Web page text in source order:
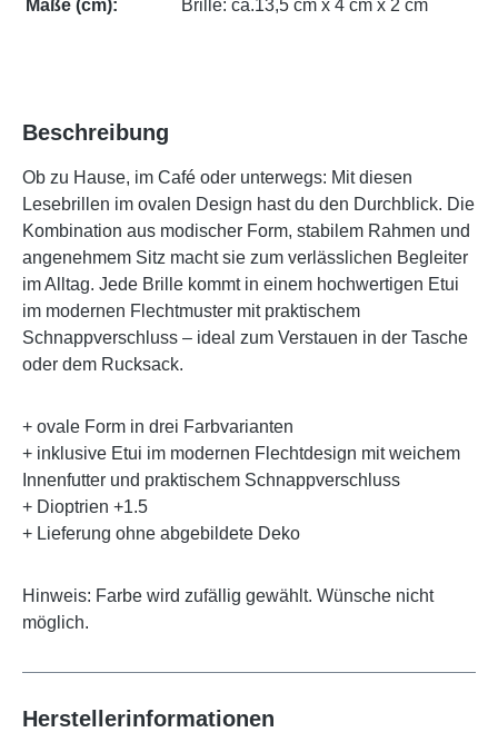
Maße (cm):
Brille: ca.13,5 cm x 4 cm x 2 cm
Beschreibung
Ob zu Hause, im Café oder unterwegs: Mit diesen
Lesebrillen im ovalen Design hast du den Durchblick. Die
Kombination aus modischer Form, stabilem Rahmen und
angenehmem Sitz macht sie zum verlässlichen Begleiter
im Alltag. Jede Brille kommt in einem hochwertigen Etui
im modernen Flechtmuster mit praktischem
Schnappverschluss – ideal zum Verstauen in der Tasche
oder dem Rucksack.
+ ovale Form in drei Farbvarianten
+ inklusive Etui im modernen Flechtdesign mit weichem
Innenfutter und praktischem Schnappverschluss
+ Dioptrien +1.5
+ Lieferung ohne abgebildete Deko
Hinweis: Farbe wird zufällig gewählt. Wünsche nicht
möglich.
Herstellerinformationen